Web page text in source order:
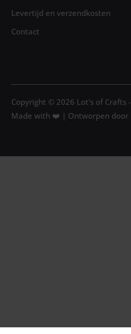
Levertijd en verzendkosten
Contact
Copyright © 2026 Lot's of Crafts -
Made with ❤️ | Ontworpen door